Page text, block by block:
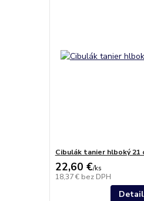
Cibulák tanier hlboký 21
22,60 €/ks
18,37 € bez DPH
Detail